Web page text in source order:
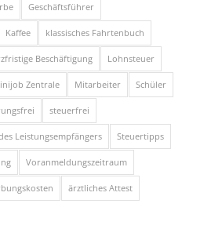
Geschäftsführer
Kaffee klassisches Fahrtenbuch
Beschäftigung Lohnsteuer
Zentrale Mitarbeiter Schüler
steuerfrei
Leistungsempfängers Steuertipps
Voranmeldungszeitraum
ärztliches Attest